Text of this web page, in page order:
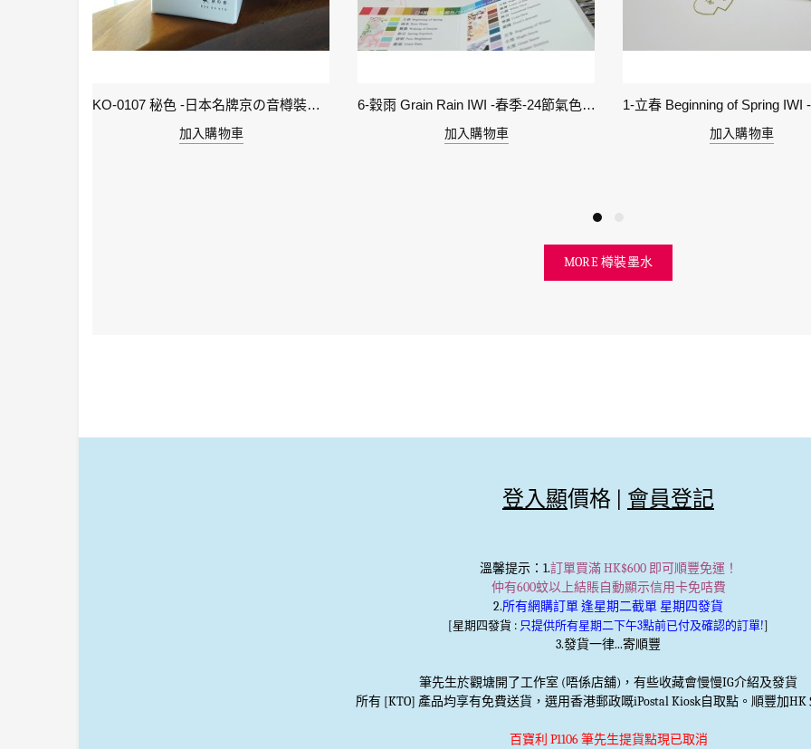
KO-0107 秘色 -日本名牌京の音樽裝鋼筆墨水 4573356130234 - 40ml
加入購物車
6-穀雨 Grain Rain IWI -春季-24節氣色澤鋼筆墨水
加入購物車
加入購物車
MORE 樽裝墨水
登入顯價格 | 會員登記
溫馨提示：1.訂單買滿 HK$600 即可順豐免運！
仲有600蚊以上結賬自動顯示信用卡免咭費
2.所有網購訂單 逢星期二截單 星期四發貨
[星期四發貨 : 只提供所有星期二下午3點前已付及確認的訂單!]
3.發貨一律...寄順豐
筆先生於觀塘開了工作室 (唔係店舖)，有些收藏會慢慢IG介紹及發貨
所有 [KTO] 產品均享有免費送貨，選用香港郵政嘅iPostal Kiosk自取點。順豐加HK
百寶利 P1106 筆先生提貨點現已取消